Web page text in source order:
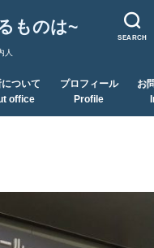
SEARCH
ものは~
人
ついて
office
プロフィール
Profile
お